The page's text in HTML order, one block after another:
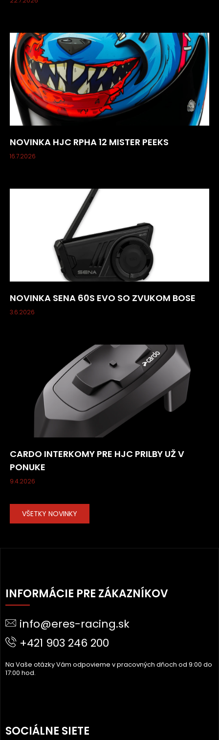
NOVINKA HJC RPHA 12 MISTER PEEKS
16.7.2026
NOVINKA SENA 60S EVO SO ZVUKOM BOSE
3.6.2026
CARDO INTERKOMY PRE HJC PRILBY UŽ V
PONUKE
9.4.2026
VŠETKY NOVINKY
Á
P
T
INFORMÁCIE PRE ZÁKAZNÍKOV
info@eres-racing.sk
+421 903 246 200
Na Vaše otázky Vám odpovieme v pracovných dňoch od 9:00 do
17:00 hod.
SOCIÁLNE SIETE